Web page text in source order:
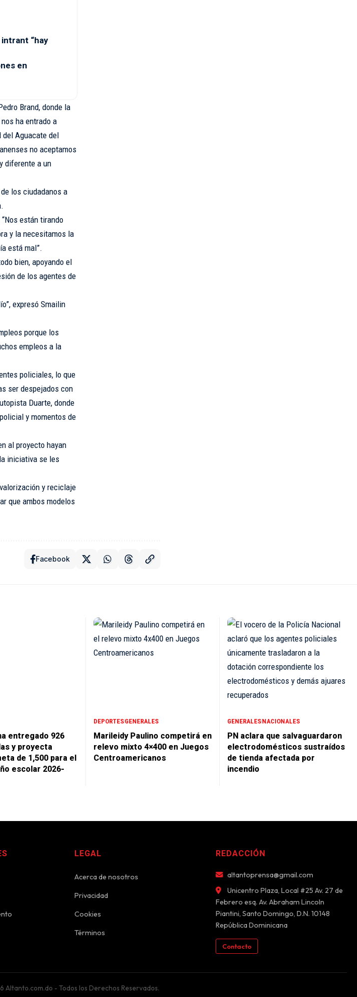
“hay
en
Brand, donde la
ha entrado a
del Aguacate del
no aceptamos
diferente a un
los ciudadanos a
están tirando
y la necesitamos la
está mal”.
bien, apoyando el
de los agentes de
expresó Smailin
porque los
empleos a la
policiales, lo que
ser despejados con
Duarte, donde
y momentos de
al proyecto hayan
iniciativa se les
y reciclaje
que ambos modelos
Facebook
entregado 926
y proyecta
de 1,500 para el
escolar 2026-
DEPORTESGENERALES
Marileidy Paulino competirá en
relevo mixto 4×400 en Juegos
Centroamericanos
GENERALESNACIONALES
PN aclara que salvaguardaron
electrodomésticos sustraídos
de tienda afectada por
incendio
LEGAL
Acerca de nosotros
Privacidad
Cookies
Términos
REDACCIÓN
altantoprensa@gmail.com
Unicentro Plaza, Local #25 Av. 27 de
Febrero esq. Av. Abraham Lincoln
Piantini, Santo Domingo, D.N. 10148
República Dominicana
Contacto
Altanto.com.do - Todos los Derechos Reservados.